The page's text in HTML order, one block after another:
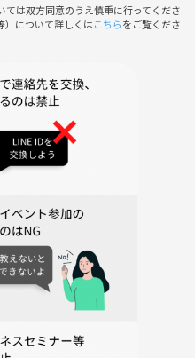
ては双方同意のうえ慎重に行ってくださ
）について詳しくはこちらをご覧くださ